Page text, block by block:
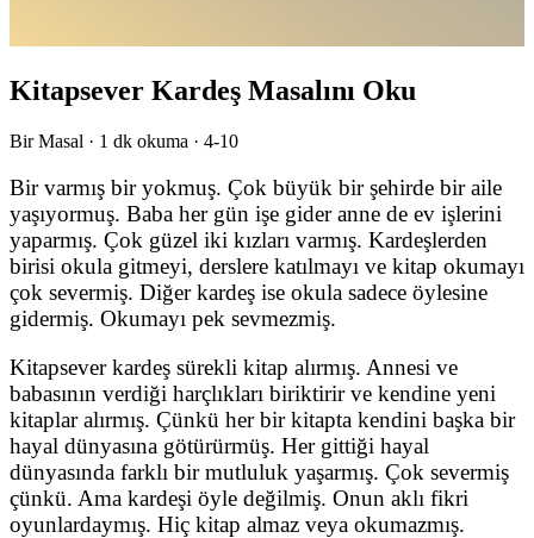
Kitapsever Kardeş Masalını Oku
Bir Masal · 1 dk okuma · 4-10
Bir varmış bir yokmuş. Çok büyük bir şehirde bir aile
yaşıyormuş. Baba her gün işe gider anne de ev işlerini
yaparmış. Çok güzel iki kızları varmış. Kardeşlerden
birisi okula gitmeyi, derslere katılmayı ve kitap okumayı
çok severmiş. Diğer kardeş ise okula sadece öylesine
gidermiş. Okumayı pek sevmezmiş.
Kitapsever kardeş sürekli kitap alırmış. Annesi ve
babasının verdiği harçlıkları biriktirir ve kendine yeni
kitaplar alırmış. Çünkü her bir kitapta kendini başka bir
hayal dünyasına götürürmüş. Her gittiği hayal
dünyasında farklı bir mutluluk yaşarmış. Çok severmiş
çünkü. Ama kardeşi öyle değilmiş. Onun aklı fikri
oyunlardaymış. Hiç kitap almaz veya okumazmış.